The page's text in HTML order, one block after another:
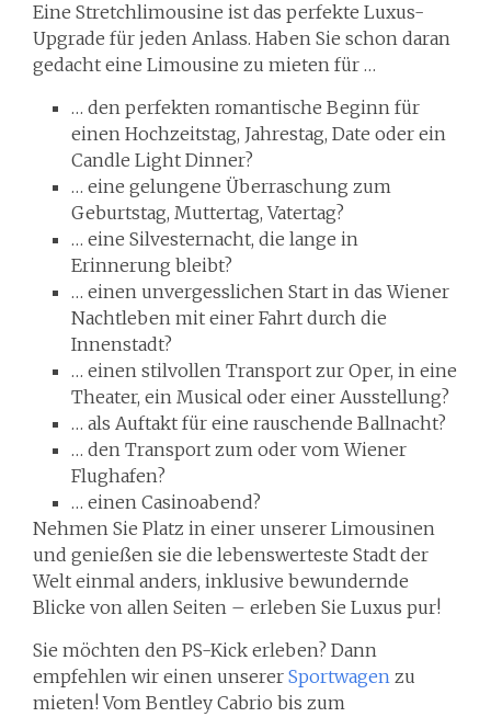
Eine Stretchlimousine ist das perfekte Luxus-
Upgrade für jeden Anlass. Haben Sie schon daran
gedacht eine Limousine zu mieten für …
… den perfekten romantische Beginn für
einen Hochzeitstag, Jahrestag, Date oder ein
Candle Light Dinner?
… eine gelungene Überraschung zum
Geburtstag, Muttertag, Vatertag?
… eine Silvesternacht, die lange in
Erinnerung bleibt?
… einen unvergesslichen Start in das Wiener
Nachtleben mit einer Fahrt durch die
Innenstadt?
… einen stilvollen Transport zur Oper, in eine
Theater, ein Musical oder einer Ausstellung?
… als Auftakt für eine rauschende Ballnacht?
… den Transport zum oder vom Wiener
Flughafen?
… einen Casinoabend?
Nehmen Sie Platz in einer unserer Limousinen
und genießen sie die lebenswerteste Stadt der
Welt einmal anders, inklusive bewundernde
Blicke von allen Seiten – erleben Sie Luxus pur!
Sie möchten den PS-Kick erleben? Dann
empfehlen wir einen unserer Sportwagen zu
mieten! Vom Bentley Cabrio bis zum